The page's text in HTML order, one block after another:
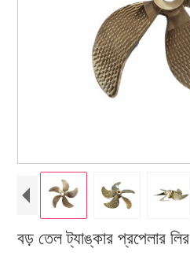
বড় তেল ট্যাঙ্কার প্রপেলার লির